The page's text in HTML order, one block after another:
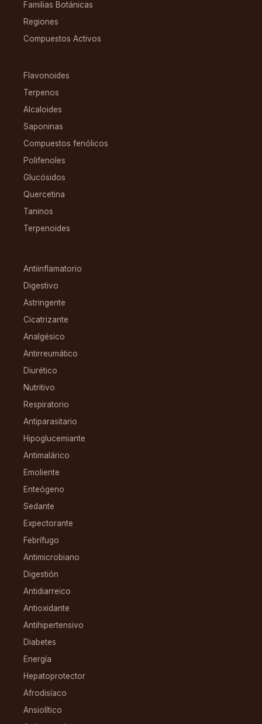
Familias Botánicas
Regiones
Compuestos Activos
Flavonoides
Terpenos
Alcaloides
Saponinas
Compuestos fenólicos
Polifenoles
Glucósidos
Quercetina
Taninos
Terpenoides
Antiinflamatorio
Digestivo
Astringente
Cicatrizante
Analgésico
Antirreumático
Diurético
Nutritivo
Respiratorio
Antiparasitario
Hipoglucemiante
Antimalárico
Emoliente
Enteógeno
Sedante
Expectorante
Febrífugo
Antimicrobiano
Digestión
Antidiarreico
Antioxidante
Antihipertensivo
Diabetes
Energía
Hepatoprotector
Afrodisíaco
Ansiolítico